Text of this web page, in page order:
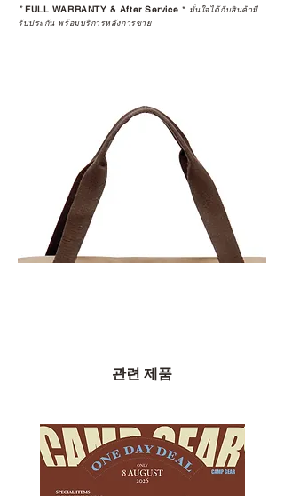
*FULL WARRANTY & After Service * มั่นใจได้กับสินค้ามี
รับประกัน พร้อมบริการหลังการขาย
관련 제품